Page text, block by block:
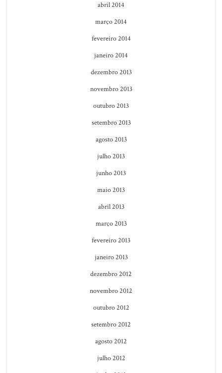
abril 2014
março 2014
fevereiro 2014
janeiro 2014
dezembro 2013
novembro 2013
outubro 2013
setembro 2013
agosto 2013
julho 2013
junho 2013
maio 2013
abril 2013
março 2013
fevereiro 2013
janeiro 2013
dezembro 2012
novembro 2012
outubro 2012
setembro 2012
agosto 2012
julho 2012